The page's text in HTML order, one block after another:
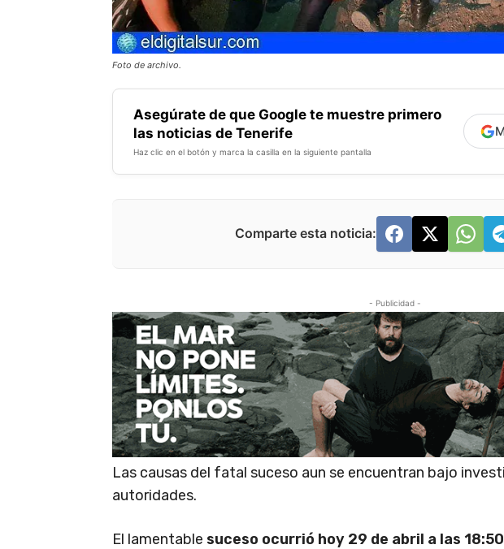
Foto de archivo.
Asegúrate de que Google te muestre primero
las noticias de Tenerife
Haz clic en el botón y marca la casilla en la siguiente pantalla
Comparte esta noticia:
- Publicidad -
Las causas del fatal suceso aun se encuentran bajo
autoridades.
El lamentable suceso ocurrió hoy 29 de abril a las